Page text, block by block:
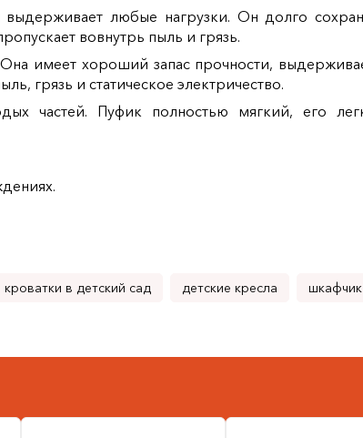
любые нагрузки. Он долго
вовнутрь пыль и грязь.
имеет хороший запас прочности,
грязь и статическое электричество.
частей. Пуфик полностью мягкий, его
кроватки в детский сад детские кресла